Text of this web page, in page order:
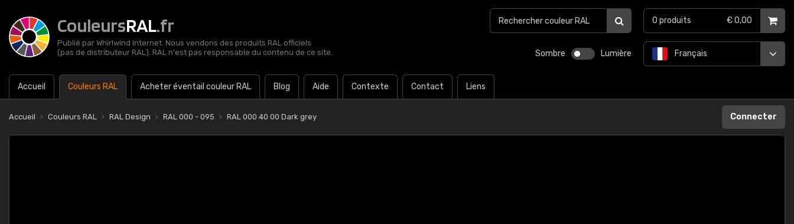
CouleursRAL.fr
Publié par Whirlwind Internet. Nous vendons des produits RAL officiels
(pas de distributeur RAL). RAL n'est pas responsable du contenu de ce site.
Sombre Lumière
Accueil Couleurs RAL Acheter éventail couleur RAL Blog Aide Contexte Contact Liens
Français
0 produits € 0,00
Accueil Couleurs RAL RAL Design RAL 000 - 095 RAL 000 40 00 Dark grey Connecter